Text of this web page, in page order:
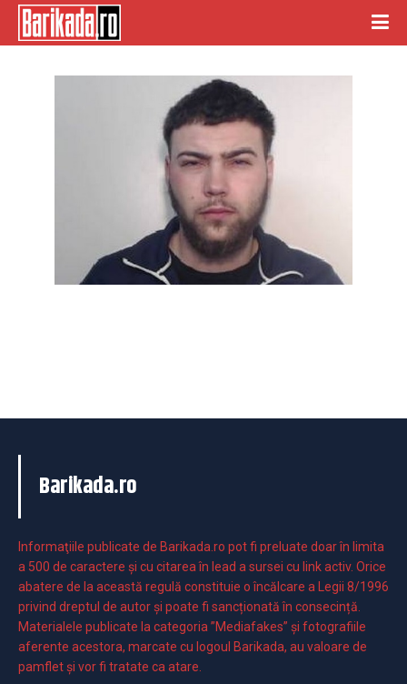
Barikada.ro
Informaţiile publicate de Barikada.ro pot fi preluate doar în limita
a 500 de caractere şi cu citarea în lead a sursei cu link activ. Orice
abatere de la această regulă constituie o încălcare a Legii 8/1996
privind dreptul de autor și poate fi sancționată în consecință.
Materialele publicate la categoria ”Mediafakes” și fotografiile
aferente acestora, marcate cu logoul Barikada, au valoare de
pamflet și vor fi tratate ca atare.